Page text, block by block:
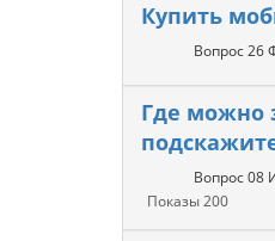
Купить
Вопрос26
Где можно
Вопрос08
Показы200